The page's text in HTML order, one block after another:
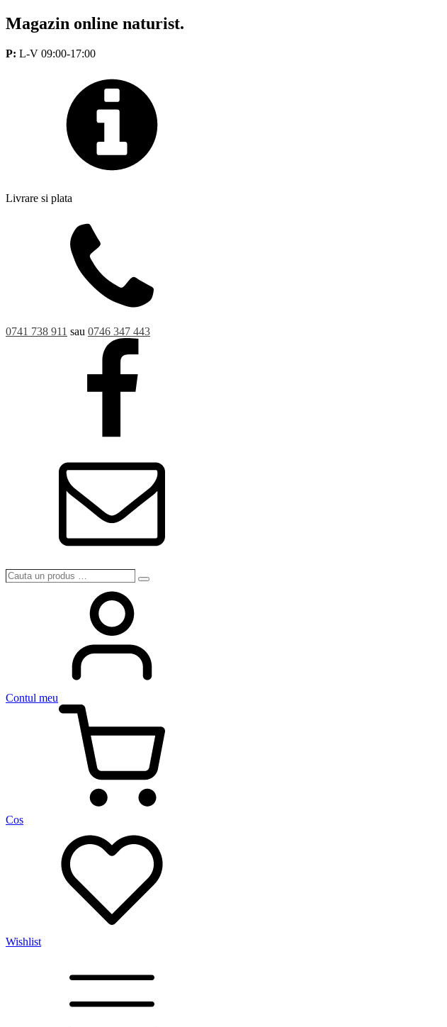
Magazin online naturist.
P: L-V 09:00-17:00
Livrare si plata
0741 738 911 sau 0746 347 443
Cauta
Search
Contul meu
Cos
Wishlist